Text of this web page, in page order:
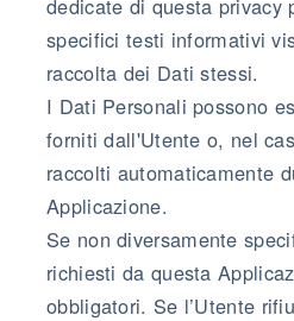
specifici testi informativi
raccolta dei Dati stessi.
I Dati Personali possono
forniti dall'Utente o, nel
raccolti automaticamente
Applicazione.
Se non diversamente
richiesti da questa
obbligatori. Se l’Utente